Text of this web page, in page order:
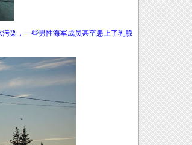
染，一些男性海军成员甚至患上了乳腺